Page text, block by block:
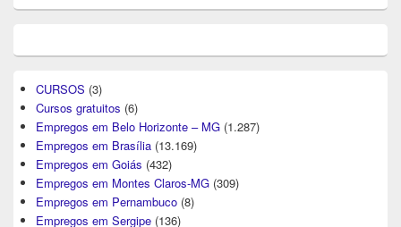
CURSOS (3)
Cursos gratuitos (6)
Empregos em Belo Horizonte – MG (1.287)
Empregos em Brasília (13.169)
Empregos em Goiás (432)
Empregos em Montes Claros-MG (309)
Empregos em Pernambuco (8)
Empregos em Sergipe (136)